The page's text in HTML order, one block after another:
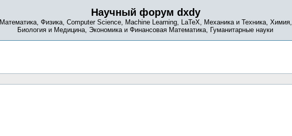
Научный форум dxdy
Математика, Физика, Computer Science, Machine Learning, LaTeX, Механика и Техника, Химия,
Биология и Медицина, Экономика и Финансовая Математика, Гуманитарные науки